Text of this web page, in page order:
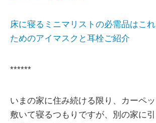
床に寝るミニマリストの必需品はこ
ためのアイマスクと耳栓ご紹介
******
いまの家に住み続ける限り、カーペ
敷いて寝るつもりですが、別の家に